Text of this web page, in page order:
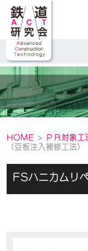
HOME > ＰＲ対象工
（豆板注入補修工法）
FSハニカムリ